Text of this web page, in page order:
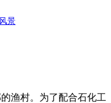
风景
渔村。为了配合⽯化⼯